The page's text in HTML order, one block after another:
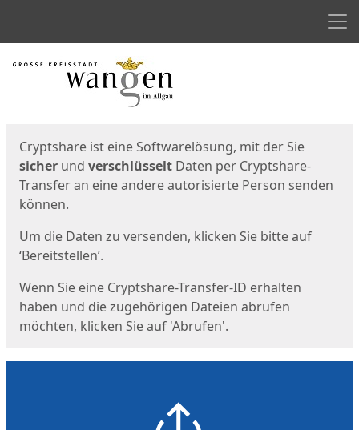
Start
Cryptshare ist eine Softwarelösung, mit der Sie
sicher und verschlüsselt Daten per Cryptshare-
Transfer an eine andere autorisierte Person senden
können.
Um die Daten zu versenden, klicken Sie bitte auf
‘Bereitstellen’.
Wenn Sie eine Cryptshare-Transfer-ID erhalten
haben und die zugehörigen Dateien abrufen
möchten, klicken Sie auf 'Abrufen'.